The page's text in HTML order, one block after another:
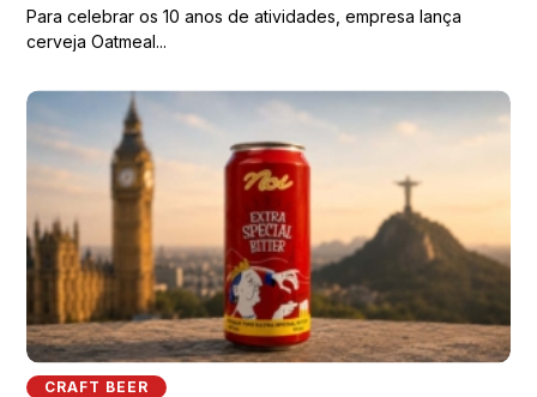
Para celebrar os 10 anos de atividades, empresa lança
cerveja Oatmeal...
CRAFT BEER